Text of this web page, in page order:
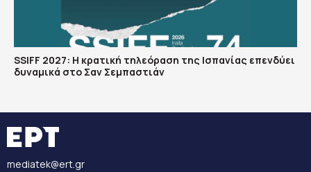
SSIFF 2027: Η κρατική τηλεόραση της Ισπανίας επενδύει
δυναμικά στο Σαν Σεμπαστιάν
mediatek@ert.gr